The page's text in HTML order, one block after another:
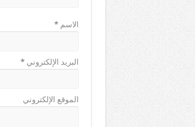
الاسم*
البريد الإلكتروني*
الموقع الإلكتروني